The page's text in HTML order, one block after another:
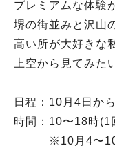
プレミアムな体験
堺の街並みと沢山
高い所が大好きな
上空から見てみた
日程：10月4日から
時間：10〜18時(1
※10月4〜10